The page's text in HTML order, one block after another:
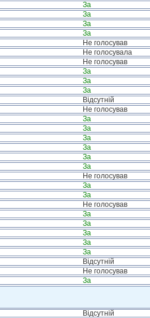
За
За
За
За
Не голосував
Не голосувала
Не голосував
За
За
За
Відсутній
Не голосував
За
За
За
За
За
За
Не голосував
За
За
Не голосував
За
За
За
За
За
Відсутній
Не голосував
За
Відсутній